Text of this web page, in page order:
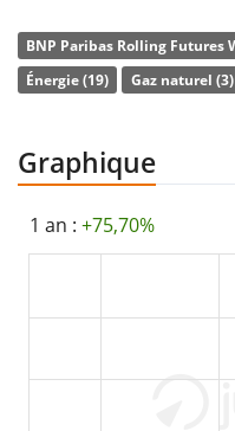
W0 TZ. L'ETCreproduit
performance de l’indice
Le WisdomTree
. L'ETC a été
BNP Paribas Rolling Futures
Énergie (19)
Gaz naturel (3)
Graphique
1 an : +75,70%